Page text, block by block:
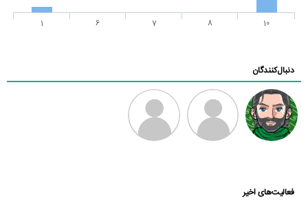
1 6 7 8 10
دنبال‌کنندگان
فعالیت‌های اخیر